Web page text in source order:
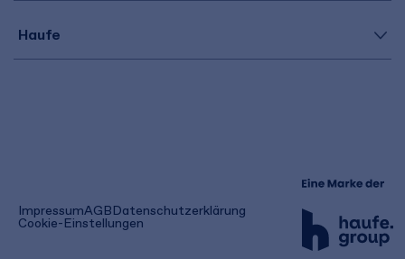
Haufe
ImpressumAGB(öffnet
in
einem
Datenschutzerklärung
Cookie-Einstellungen